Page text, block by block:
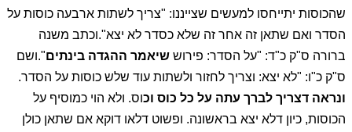
שהכוסות יתייחסו למעשים שצייננו: "צריך לשתות ארבעה כוסות על
הסדר ואם שתאן זה אחר זה שלא כסדר לא יצא".וכתב משנה
ברורה ס"ק כ"ד: "על הסדר: פירוש שיאמר ההגדה בינתים".ושם
ס"ק כ"ו: "לא יצא: וצריך לחזור ולשתות עוד שלש כוסות על הסדר.
ונראה דצריך לברך עתה על כל כוס וכוס. ולא הוי כמוסיף על
הכוסות, כיון דלא יצא בראשונה. ופשוט דלאו דוקא אם שתאן כולן